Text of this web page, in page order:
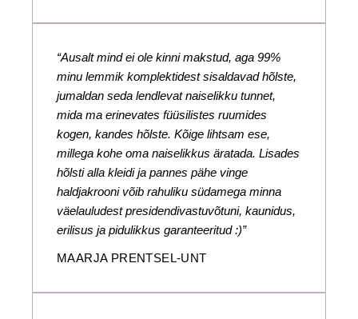
“Ausalt mind ei ole kinni makstud, aga 99%
minu lemmik komplektidest sisaldavad hõlste,
jumaldan seda lendlevat naiselikku tunnet,
mida ma erinevates füüsilistes ruumides
kogen, kandes hõlste. Kõige lihtsam ese,
millega kohe oma naiselikkus äratada. Lisades
hõlsti alla kleidi ja pannes pähe vinge
haldjakrooni võib rahuliku südamega minna
väelauludest presidendivastuvõtuni, kaunidus,
erilisus ja pidulikkus garanteeritud :)”
MAARJA PRENTSEL-UNT